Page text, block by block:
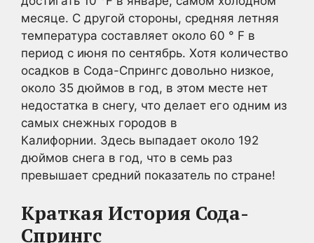
месяце. С другой стороны, средняя летняя
температура составляет около 60 ° F в
период с июня по сентябрь. Хотя количество
осадков в Сода-Спрингс довольно низкое,
около 35 дюймов в год, в этом месте нет
недостатка в снегу, что делает его одним из
самых снежных городов в
Калифорнии. Здесь выпадает около 192
дюймов снега в год, что в семь раз
превышает средний показатель по стране!
Краткая История Сода-
Спрингс